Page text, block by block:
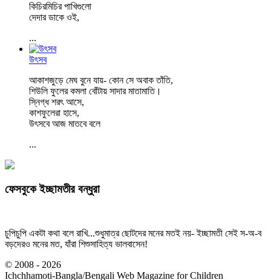
কিচিরমিচির পাখিগুলো
দেদার ডাকে ওই,
...
উৎসব
আকাশজুড়ে মেঘ বুনে যায়- কোন সে অবাক তাঁতি,
শিউলি ফুলের কমলা বোঁটায় সাদার মাতামাতি।
স্নিগ্ধ শরৎ আসে,
কাশফুলেরা হাসে,
উৎসবে আজ মাতবে বলে
...
ফেসবুকে ইচ্ছামতীর বন্ধুরা
চুপিচুপি একটা কথা বলে রাখি...শুধুমাত্র ছোটদের মনের মতই নয়- ইচ্ছামতী সেই স-অ-ব
বড়দেরও মনের মত, যাঁরা শিশুসাহিত্য ভালবাসেন!
© 2008 - 2026
Ichchhamoti-Bangla/Bengali Web Magazine for Children